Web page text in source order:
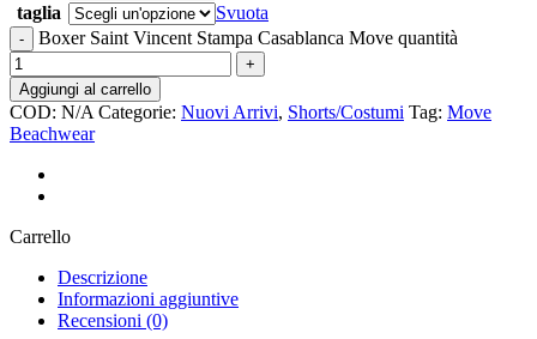
taglia
Svuota
Boxer Saint Vincent Stampa Casablanca Move quantità
Aggiungi al carrello
COD: N/A Categorie: Nuovi Arrivi, Shorts/Costumi Tag: Move
Beachwear
Carrello
Descrizione
Informazioni aggiuntive
Recensioni (0)